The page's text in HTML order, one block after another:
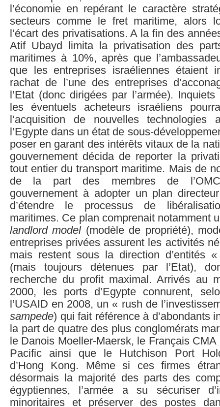
l’économie en repérant le caractère
secteurs comme le fret maritime, alors
l’écart des privatisations. A la fin des
Atif Ubayd limita la privatisation des
maritimes à 10%, après que
que les entreprises israéliennes étaient
rachat de l’une des entreprises
l’Etat (donc dirigées par l’armée).
les éventuels acheteurs israéliens
l’acquisition de nouvelles technologies
l’Egypte dans un état de sous-
poser en garant des intérêts vitaux de la
gouvernement décida de reporter la
tout entier du transport maritime. Mais de
de la part des membres de
gouvernement à adopter un plan
d’étendre le processus de
maritimes. Ce plan comprenait notamment
landlord model(modèle de propriété),
entreprises privées assurent les activités
mais restent sous la direction d’entités
(mais toujours détenues par l’Etat),
recherche du profit maximal. Arrivés au
2000, les ports d’Egypte connurent,
l’USAID en 2008, un « rush de
sampede) qui fait référence à d’abondants
la part de quatre des plus conglomérats
le Danois Moeller-Maersk, le Français
Pacific ainsi que le Hutchison Port
d’Hong Kong. Même si ces firmes
désormais la majorité des parts des
égyptiennes, l’armée a su sécuriser
minoritaires et préserver des postes